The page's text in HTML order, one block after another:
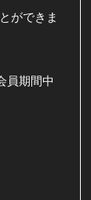
ができま
員期間中